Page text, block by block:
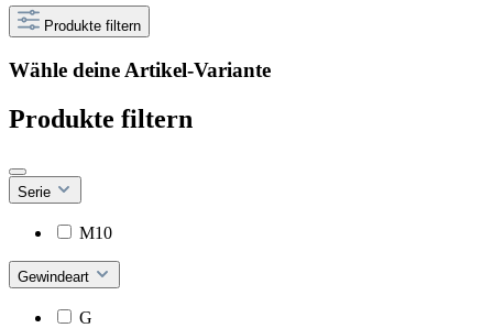
Produkte filtern
Wähle deine Artikel-Variante
Produkte filtern
Serie
M10
Gewindeart
G